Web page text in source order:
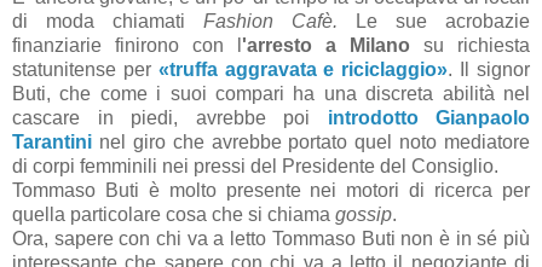
di moda chiamati Fashion Cafè. Le sue acrobazie
finanziarie finirono con l 'arresto a Milano su richiesta
statunitense per «truffa aggravata e riciclaggio». Il signor
Buti, che come i suoi compari ha una discreta abilità nel
cascare in piedi, avrebbe poi introdotto Gianpaolo
Tarantini nel giro che avrebbe portato quel noto mediatore
di corpi femminili nei pressi del Presidente del Consiglio.
Tommaso Buti è molto presente nei motori di ricerca per
quella particolare cosa che si chiama gossip.
Ora, sapere con chi va a letto Tommaso Buti non è in sé più